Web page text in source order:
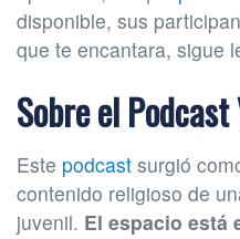
disponible, sus
que te encantara, sigue
Sobre el
Este podcast surgió
contenido religioso de
juvenil. El espacio está